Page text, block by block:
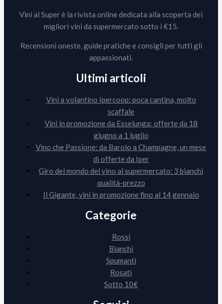
Vini al Super è la rivista online dedicata alla scoperta dei
migliori vini da supermercato sotto i €15.
Recensioni oneste, guide pratiche e consigli per tutti gli
appassionati.
Ultimi articoli
Vini a volantino Ipercoop: poca cantina, molto
scaffale
Vini in promozione da Esselunga: offerte da 18
giugno a 1 luglio
Vino che Passione: da Barolo a Champagne, un mese
di offerte da Iper
Giro del mondo del vino al supermercato: 3 bianchi
qualità-prezzo
Il Gigante, vini in promozione fino al 14 gennaio
Categorie
Rossi
Bianchi
Spumanti
Rosati
Sotto 10€